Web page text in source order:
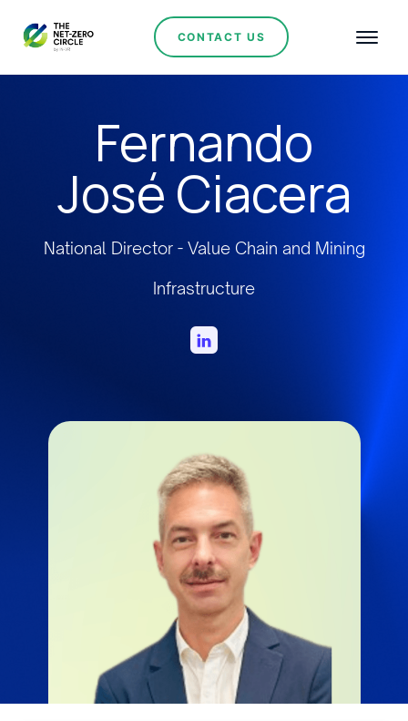
CONTACT US
Fernando
José Ciacera
National Director - Value Chain and Mining
Infrastructure